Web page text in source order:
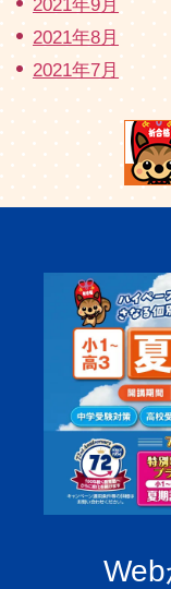
2021年9月
2021年8月
2021年7月